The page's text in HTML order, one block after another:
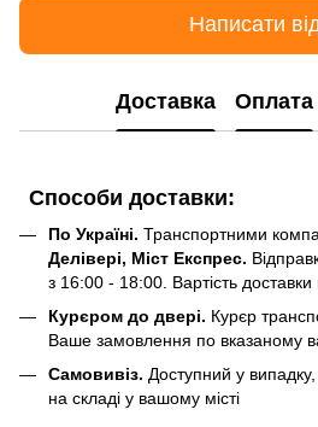
Написати
Доставка Оплата
Способи доставки:
По Україні. Транспортними
Делівері, Міст Експрес.
з 16:00 - 18:00. Вартість
Курєром до двері. Курєр
Ваше замовлення по вказаному
Самовивіз. Доступний у
на складі у вашому місті